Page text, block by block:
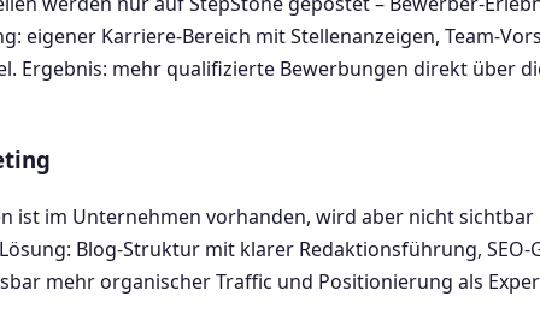
eigener Karriere-Bereich mit Stellenanzeigen, Team-
Ergebnis: mehr qualifizierte Bewerbungen direkt über
ist im Unternehmen vorhanden, wird aber nicht
Blog-Struktur mit klarer Redaktionsführung,
mehr organischer Traffic und Positionierung als